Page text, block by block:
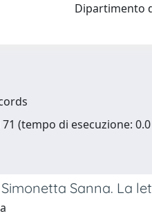
Dipartimento
(tempo di esecuzione:
Sanna. La